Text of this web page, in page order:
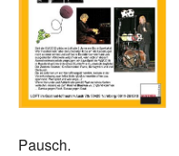
Pausch.